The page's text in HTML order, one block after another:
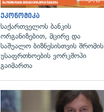
ეკონომიკა
საქართველოს ბანკის
ორგანიზებით, მცირე და
საშუალო ბიზნესისთვის შრომის
უსაფრთხოების ვორკშოპი
გაიმართა